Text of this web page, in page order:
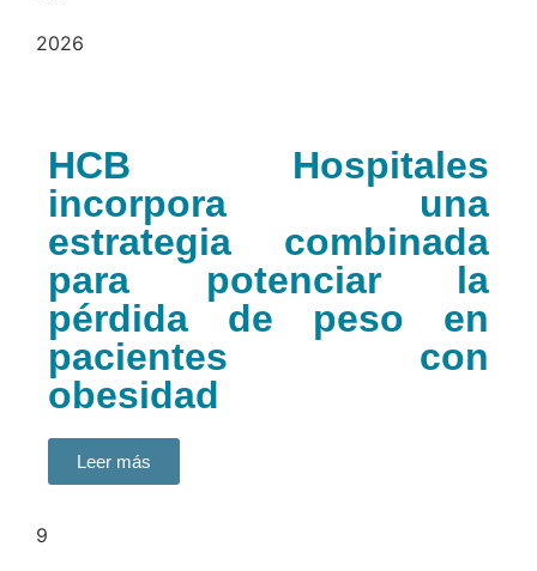
2026
HCB Hospitales
incorpora una
estrategia combinada
para potenciar la
pérdida de peso en
pacientes con
obesidad
Leer más
9